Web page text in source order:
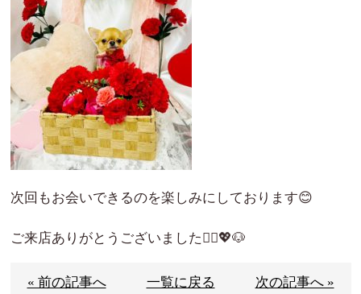
次回もお会いできるのを楽しみにしております😊
ご来店ありがとうございました🙇‍♀️💖🐶
« 前の記事へ 一覧に戻る 次の記事へ »